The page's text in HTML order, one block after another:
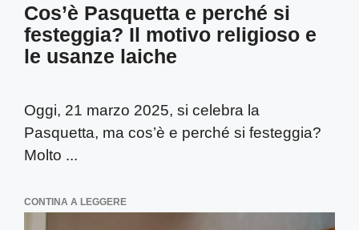
Cos’è Pasquetta e perché si
festeggia? Il motivo religioso e
le usanze laiche
Oggi, 21 marzo 2025, si celebra la
Pasquetta, ma cos’è e perché si festeggia?
Molto ...
CONTINA A LEGGERE